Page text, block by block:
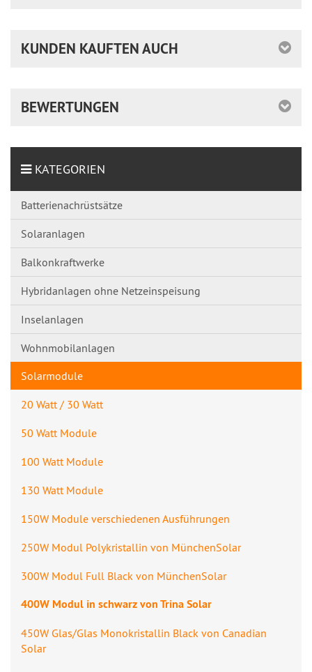
KUNDEN KAUFTEN AUCH
BEWERTUNGEN
KATEGORIEN
Batterienachrüstsätze
Solaranlagen
Balkonkraftwerke
Hybridanlagen ohne Netzeinspeisung
Inselanlagen
Wohnmobilanlagen
Solarmodule
20 Watt / 30 Watt
50 Watt Module
100 Watt Module
130 Watt Module
150W Module verschiedenen Ausführungen
250W Modul Polykristallin von MünchenSolar
300W Modul Full Black von MünchenSolar
400W Modul in schwarz von Trina Solar
450W Glas/Glas Monokristallin Black von Canadian
Solar